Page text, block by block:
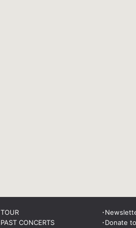
TOUR
PAST CONCERTS
Donate